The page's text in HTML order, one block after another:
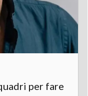
per fare